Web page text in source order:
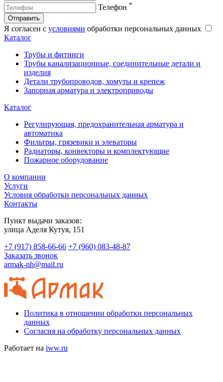
Телефон *
Отправить
Я согласен с условиями обработки персональных данных
Каталог
Трубы и фитинги
Трубы канализационные, соединительные детали и
изделия
Детали трубопроводов, хомуты и крепеж
Запорная арматура и электроприводы
Каталог
Регулирующая, предохранительная арматура и
автоматика
Фильтры, грязевики и элеваторы
Радиаторы, конвекторы и комплектующие
Пожарное оборудование
О компании
Услуги
Условия обработки персональных данных
Контакты
Пункт выдачи заказов:
​улица Аделя Кутуя, 151
+7 (917) 858-66-66 +7 (960) 083-48-87
Заказать звонок
armak-nh@mail.ru
Политика в отношении обработки персональных
данных
Согласия на обработку персональных данных
Работает на iww.ru